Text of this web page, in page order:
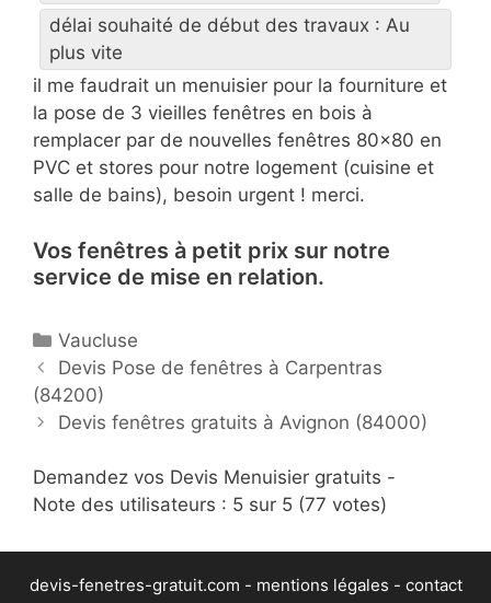
délai souhaité de début des travaux : Au
plus vite
il me faudrait un menuisier pour la fourniture et
la pose de 3 vieilles fenêtres en bois à
remplacer par de nouvelles fenêtres 80×80 en
PVC et stores pour notre logement (cuisine et
salle de bains), besoin urgent ! merci.
Vos fenêtres à petit prix sur notre
service de mise en relation.
C
a
t
é
o
r
e
s
Vaucluse
P
o
s
n
a
i
g
Devis Pose de fenêtres à Carpentras
(84200)
Devis fenêtres gratuits à Avignon (84000)
Demandez vos Devis Menuisier gratuits -
Note des utilisateurs : 5 sur 5 (77 votes)
devis-fenetres-gratuit.com - mentions légales - contact